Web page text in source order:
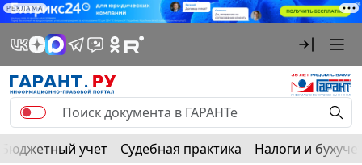
РЕКЛАМА
Бюджетный учет Судебная практика Налоги и